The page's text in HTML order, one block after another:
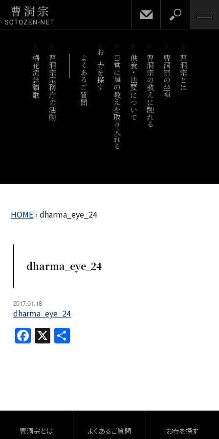
梅花流詠讃歌 曹洞宗宗務庁の活動 よくあるご質問 お寺を探す 日常に禅の教えを取り入れる供養・法要について曹洞宗の教えに触れる 曹洞宗の坐禅 曹洞宗とは
HOME › dharma_eye_24
dharma_eye_24
2017.01.18
dharma_eye_24
F
a
o
o
X 共
曹洞宗とは よくあるご質問 お寺を探す